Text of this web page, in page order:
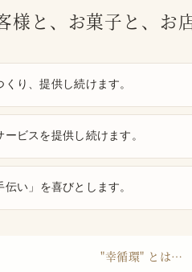
様と、お菓子と、お
り、提供し続けます。
ビスを提供し続けます。
い」 を喜びとします。
"幸循環" とは…